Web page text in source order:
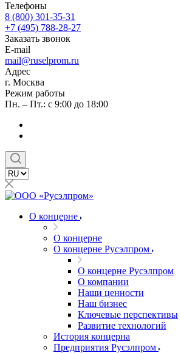
Телефоны
8 (800) 301-35-31
+7 (495) 788-28-27
Заказать звонок
E-mail
mail@ruselprom.ru
Адрес
г. Москва
Режим работы
Пн. – Пт.: с 9:00 до 18:00
О концерне
О концерне
О концерне Русэлпром
О концерне Русэлпром
О компании
Наши ценности
Наш бизнес
Ключевые перспективы
Развитие технологий
История концерна
Предприятия Русэлпром